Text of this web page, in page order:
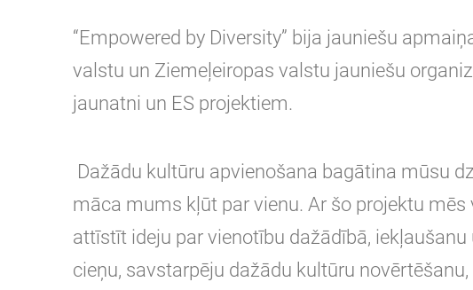
“Empowered by Diversity” bija jauniešu
valstu un Ziemeļeiropas valstu jauniešu
jaunatni un ES projektiem.
Dažādu kultūru apvienošana bagātina mūsu
māca mums kļūt par vienu. Ar šo projektu
attīstīt ideju par vienotību dažādībā,
cieņu, savstarpēju dažādu kultūru